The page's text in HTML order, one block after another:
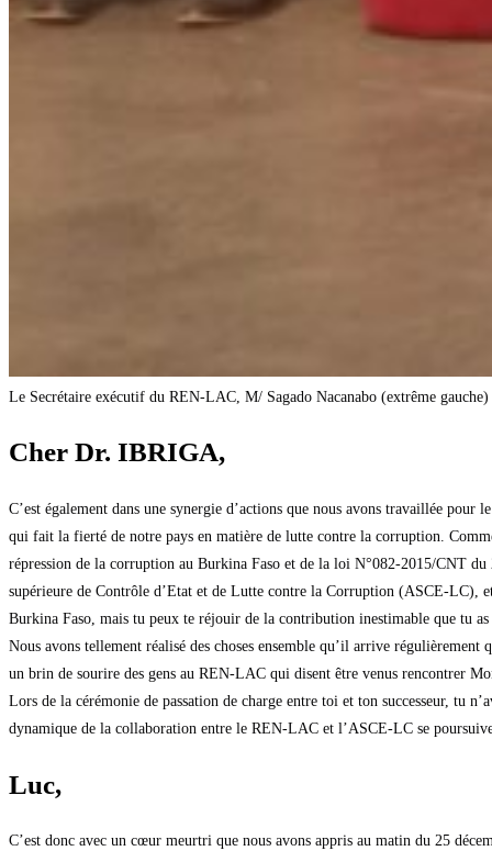
Le Secrétaire exécutif du REN-LAC, M/ Sagado Nacanabo (extrême
Cher Dr. IBRIGA,
C’est également dans une synergie d’actions que nous avons travaillée
qui fait la fierté de notre pays en matière de lutte contre la corruption.
répression de la corruption au Burkina Faso et de la loi N°082-2015/CNT
supérieure de Contrôle d’Etat et de Lutte contre la Corruption (ASCE-LC),
Burkina Faso, mais tu peux te réjouir de la contribution inestimable que tu
Nous avons tellement réalisé des choses ensemble qu’il arrive
un brin de sourire des gens au REN-LAC qui disent être venus rencontrer
Lors de la cérémonie de passation de charge entre toi et ton successeur, tu
dynamique de la collaboration entre le REN-LAC et l’ASCE-LC se
Luc,
C’est donc avec un cœur meurtri que nous avons appris au matin du 25